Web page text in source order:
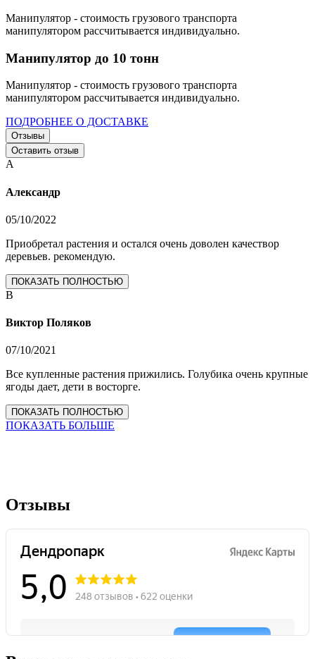
Манипулятор - стоимость грузового транспорта
манипулятором рассчитывается индивидуально.
Манипулятор до 10 тонн
Манипулятор - стоимость грузового транспорта
манипулятором рассчитывается индивидуально.
ПОДРОБНЕЕ О ДОСТАВКЕ
Отзывы
Оставить отзыв
А
Александр
05/10/2022
Приобретал растения и остался очень доволен качествор
деревьев. рекомендую.
ПОКАЗАТЬ ПОЛНОСТЬЮ
В
Виктор Поляков
07/10/2021
Все купленные растения прижились. Голубика очень крупные
ягоды дает, дети в восторге.
ПОКАЗАТЬ ПОЛНОСТЬЮ
ПОКАЗАТЬ БОЛЬШЕ
Отзывы